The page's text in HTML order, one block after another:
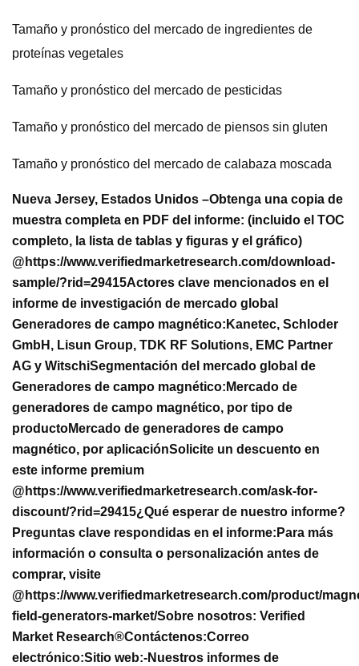
Tamaño y pronóstico del mercado de ingredientes de
proteínas vegetales
Tamaño y pronóstico del mercado de pesticidas
Tamaño y pronóstico del mercado de piensos sin gluten
Tamaño y pronóstico del mercado de calabaza moscada
Nueva Jersey, Estados Unidos –Obtenga una copia de
muestra completa en PDF del informe: (incluido el TOC
completo, la lista de tablas y figuras y el gráfico)
@ https://www.verifiedmarketresearch.com/download-
sample/?rid=29415Actores clave mencionados en el
informe de investigación de mercado global
Generadores de campo magnético: Kanetec, Schloder
GmbH, Lisun Group, TDK RF Solutions, EMC Partner
AG y WitschiSegmentación del mercado global de
Generadores de campo magnético: Mercado de
generadores de campo magnético, por tipo de
productoMercado de generadores de campo
magnético, por aplicaciónSolicite un descuento en
este informe premium
@ https://www.verifiedmarketresearch.com/ask-for-
discount/?rid=29415¿Qué esperar de nuestro informe?
Preguntas clave respondidas en el informe: Para más
información o consulta o personalización antes de
comprar, visite
@ https://www.verifiedmarketresearch.com/product/
field-generators-market/Sobre nosotros: Verified
Market Research®Contáctenos:Correo
electrónico:Sitio web:-Nuestros informes de